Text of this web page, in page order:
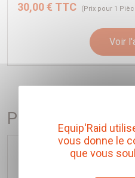
30,00 € TTC (Prix pour 1
Voir
Produits conseillés
Equip'Raid
vous donne le
que vous